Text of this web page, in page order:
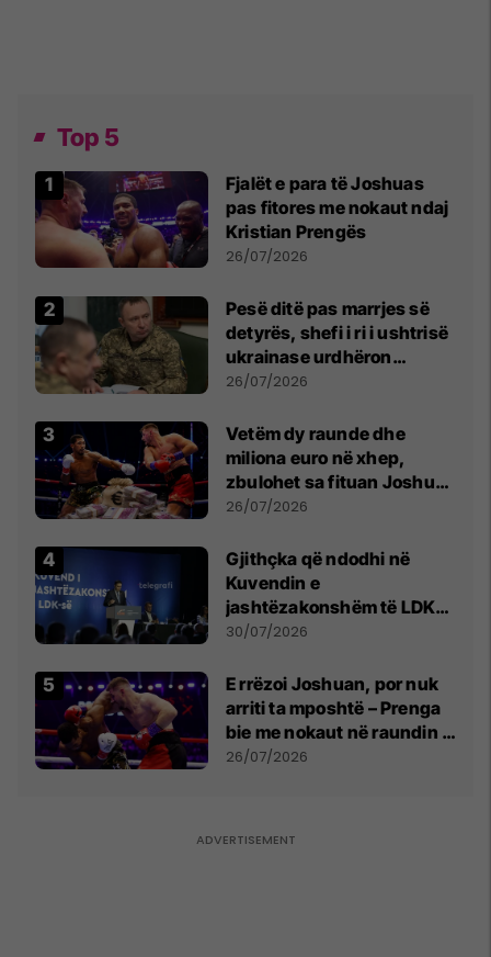
Top 5
Fjalët e para të Joshuas
pas fitores me nokaut ndaj
Kristian Prengës
26/07/2026
Pesë ditë pas marrjes së
detyrës, shefi i ri i ushtrisë
ukrainase urdhëron
kontroll të madh
26/07/2026
Vetëm dy raunde dhe
miliona euro në xhep,
zbulohet sa fituan Joshua
e Prenga
26/07/2026
Gjithçka që ndodhi në
Kuvendin e
jashtëzakonshëm të LDK-
së
30/07/2026
E rrëzoi Joshuan, por nuk
arriti ta mposhtë – Prenga
bie me nokaut në raundin e
dytë
26/07/2026